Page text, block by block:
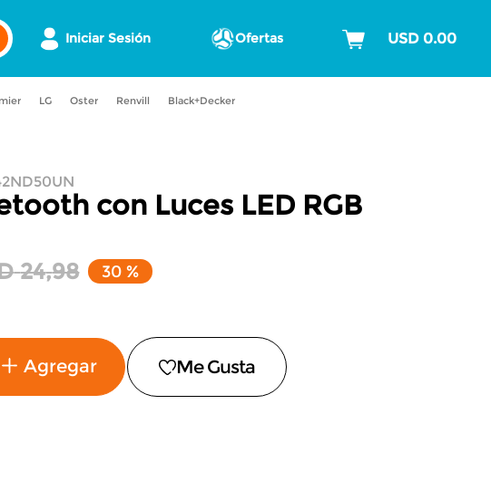
Iniciar Sesión Ofertas
LG Oster Renvill Black+Decker
con Luces LED RGB
24,98 30 %
Agregar